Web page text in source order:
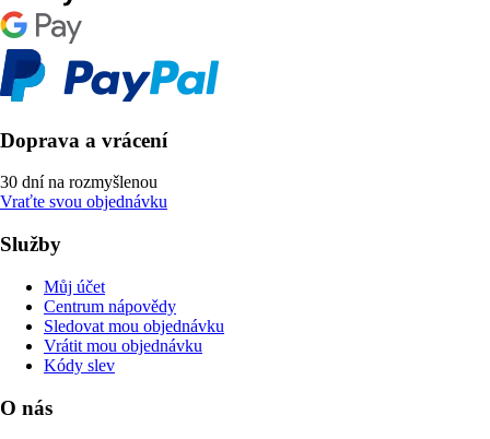
Doprava a vrácení
30 dní na rozmyšlenou
Vraťte svou objednávku
Služby
Můj účet
Centrum nápovědy
Sledovat mou objednávku
Vrátit mou objednávku
Kódy slev
O nás